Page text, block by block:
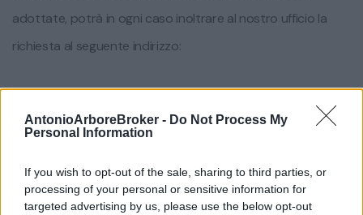
AntonioArboreBroker - Do Not Process My
Personal Information
If you wish to opt-out of the sale, sharing to third parties, or
processing of your personal or sensitive information for
targeted advertising by us, please use the below opt-out
adottate, potrà in ogni caso inoltrare al nostro ufficio la
richiesta al seguente indirizzo:
VIA VITTORIO EMANUELE ORLANDO, 30 70033 CORATO
Telefono:080 2463577